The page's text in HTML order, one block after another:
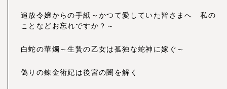
追放令嬢からの手紙～かつて愛していた皆さまへ 私の
ことなどお忘れですか？～
白蛇の華燭～生贄の乙女は孤独な蛇神に嫁ぐ～
偽りの錬金術妃は後宮の闇を解く